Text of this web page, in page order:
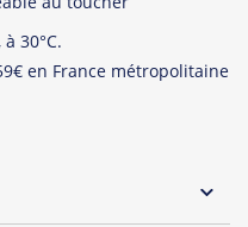
30°C.
en France métropolitaine